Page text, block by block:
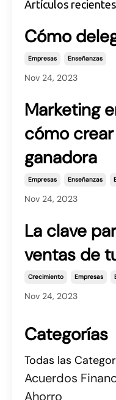
Artículos recientes
Cómo
Empresas Enseñanzas
Nov 24, 2023
Marketing
cómo
ganadora
Empresas Enseñanzas
Nov 24, 2023
La clave
ventas de
Crecimiento Empresas
Nov 24, 2023
Categorías
Todas las
Acuerdos
Ahorro